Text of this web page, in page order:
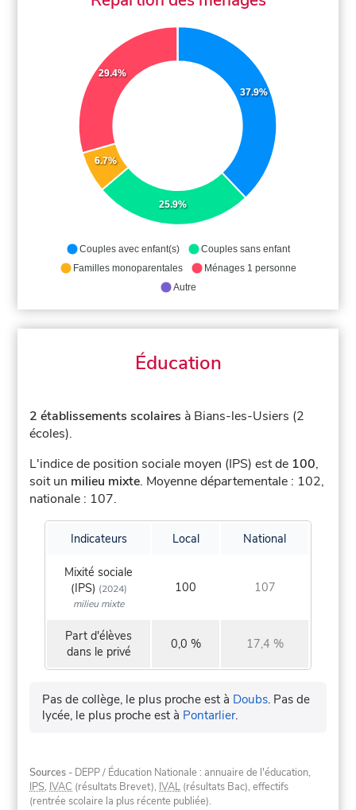
37.9%
25.9%
6.7%
29.4%
Couples avec enfant(s)
Couples sans enfant
Familles monoparentales
Ménages 1 personne
Autre
Éducation
2 établissements scolaires à Bians-les-Usiers (2
écoles).
L'indice de position sociale moyen (IPS) est de 100,
soit un milieu mixte. Moyenne départementale : 102,
nationale : 107.
Indicateurs Local National
Mixité sociale
(IPS) (2024)
milieu mixte
100 107
Part d'élèves
dans le privé
0,0 % 17,4 %
Pas de collège, le plus proche est à Doubs. Pas de
lycée, le plus proche est à Pontarlier.
Sources - DEPP / Éducation Nationale : annuaire de l'éducation,
IPS, IVAC (résultats Brevet), IVAL (résultats Bac), effectifs
(rentrée scolaire la plus récente publiée).